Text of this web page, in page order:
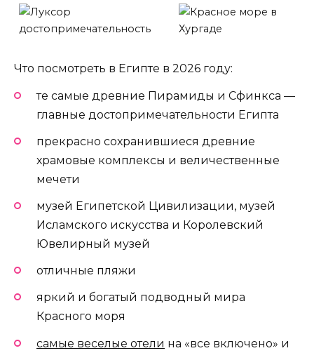
Что посмотреть в Египте в 2026 году:
те самые древние Пирамиды и Сфинкса —
главные достопримечательности Египта
прекрасно сохранившиеся древние
храмовые комплексы и величественные
мечети
музей Египетской Цивилизации, музей
Исламского искусства и Королевский
Ювелирный музей
отличные пляжи
яркий и богатый подводный мира
Красного моря
самые веселые отели на «все включено» и